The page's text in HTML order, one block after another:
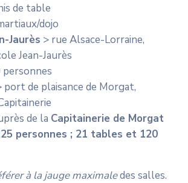
de table
dojo
Jaurès > rue Alsace-Lorraine,
Jean-Jaurès
personnes
port de plaisance de Morgat,
de la Capitainerie de Morgat
personnes ; 21 tables et 120
à la jauge maximaledes salles.